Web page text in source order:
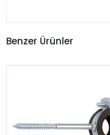
Benzer Ürünler